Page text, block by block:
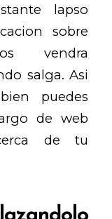
lapso
sobre
vendra
salga. Asi
puedes
de web
de tu